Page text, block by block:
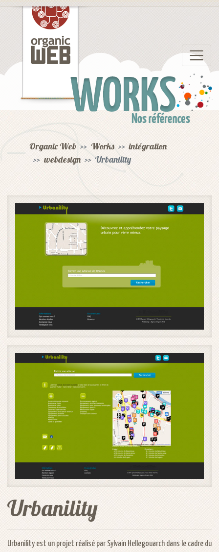
Organic Web Works
intégration
webdesign
Urbanility
Nos références
Urbanility - image 1 / 2
Urbanility - image 2 / 2
Urbanility
Urbanility est un projet réalisé par Sylvain Hellegouarch dans le cadre du